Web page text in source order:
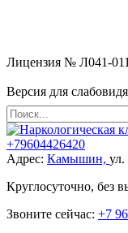
Лицензия № Л041-
Версия для
+79604426420
Адрес: Камышин, ул.
Круглосуточно, без
Звоните сейчас: +7